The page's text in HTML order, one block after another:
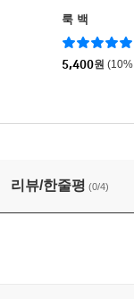
룩 백
5,400원
리뷰/한줄평 (0/4)